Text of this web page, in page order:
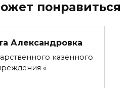
понравиться
Александровка
казенного
«